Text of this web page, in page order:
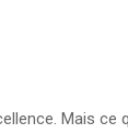
Mais ce